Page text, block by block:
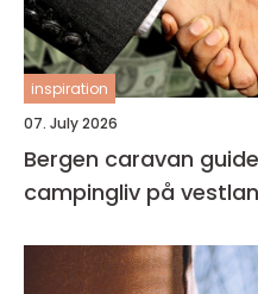
inspiration
07. July 2026
Bergen caravan guide til bobil- og
campingliv på